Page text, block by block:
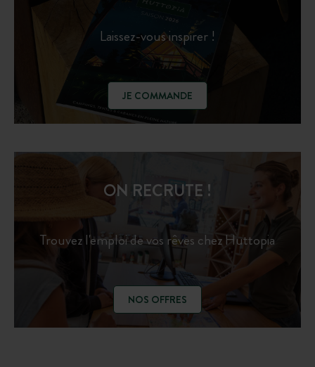
Laissez-vous inspirer !
JE COMMANDE
ON RECRUTE !
Trouvez l'emploi de vos rêves chez Huttopia
NOS OFFRES